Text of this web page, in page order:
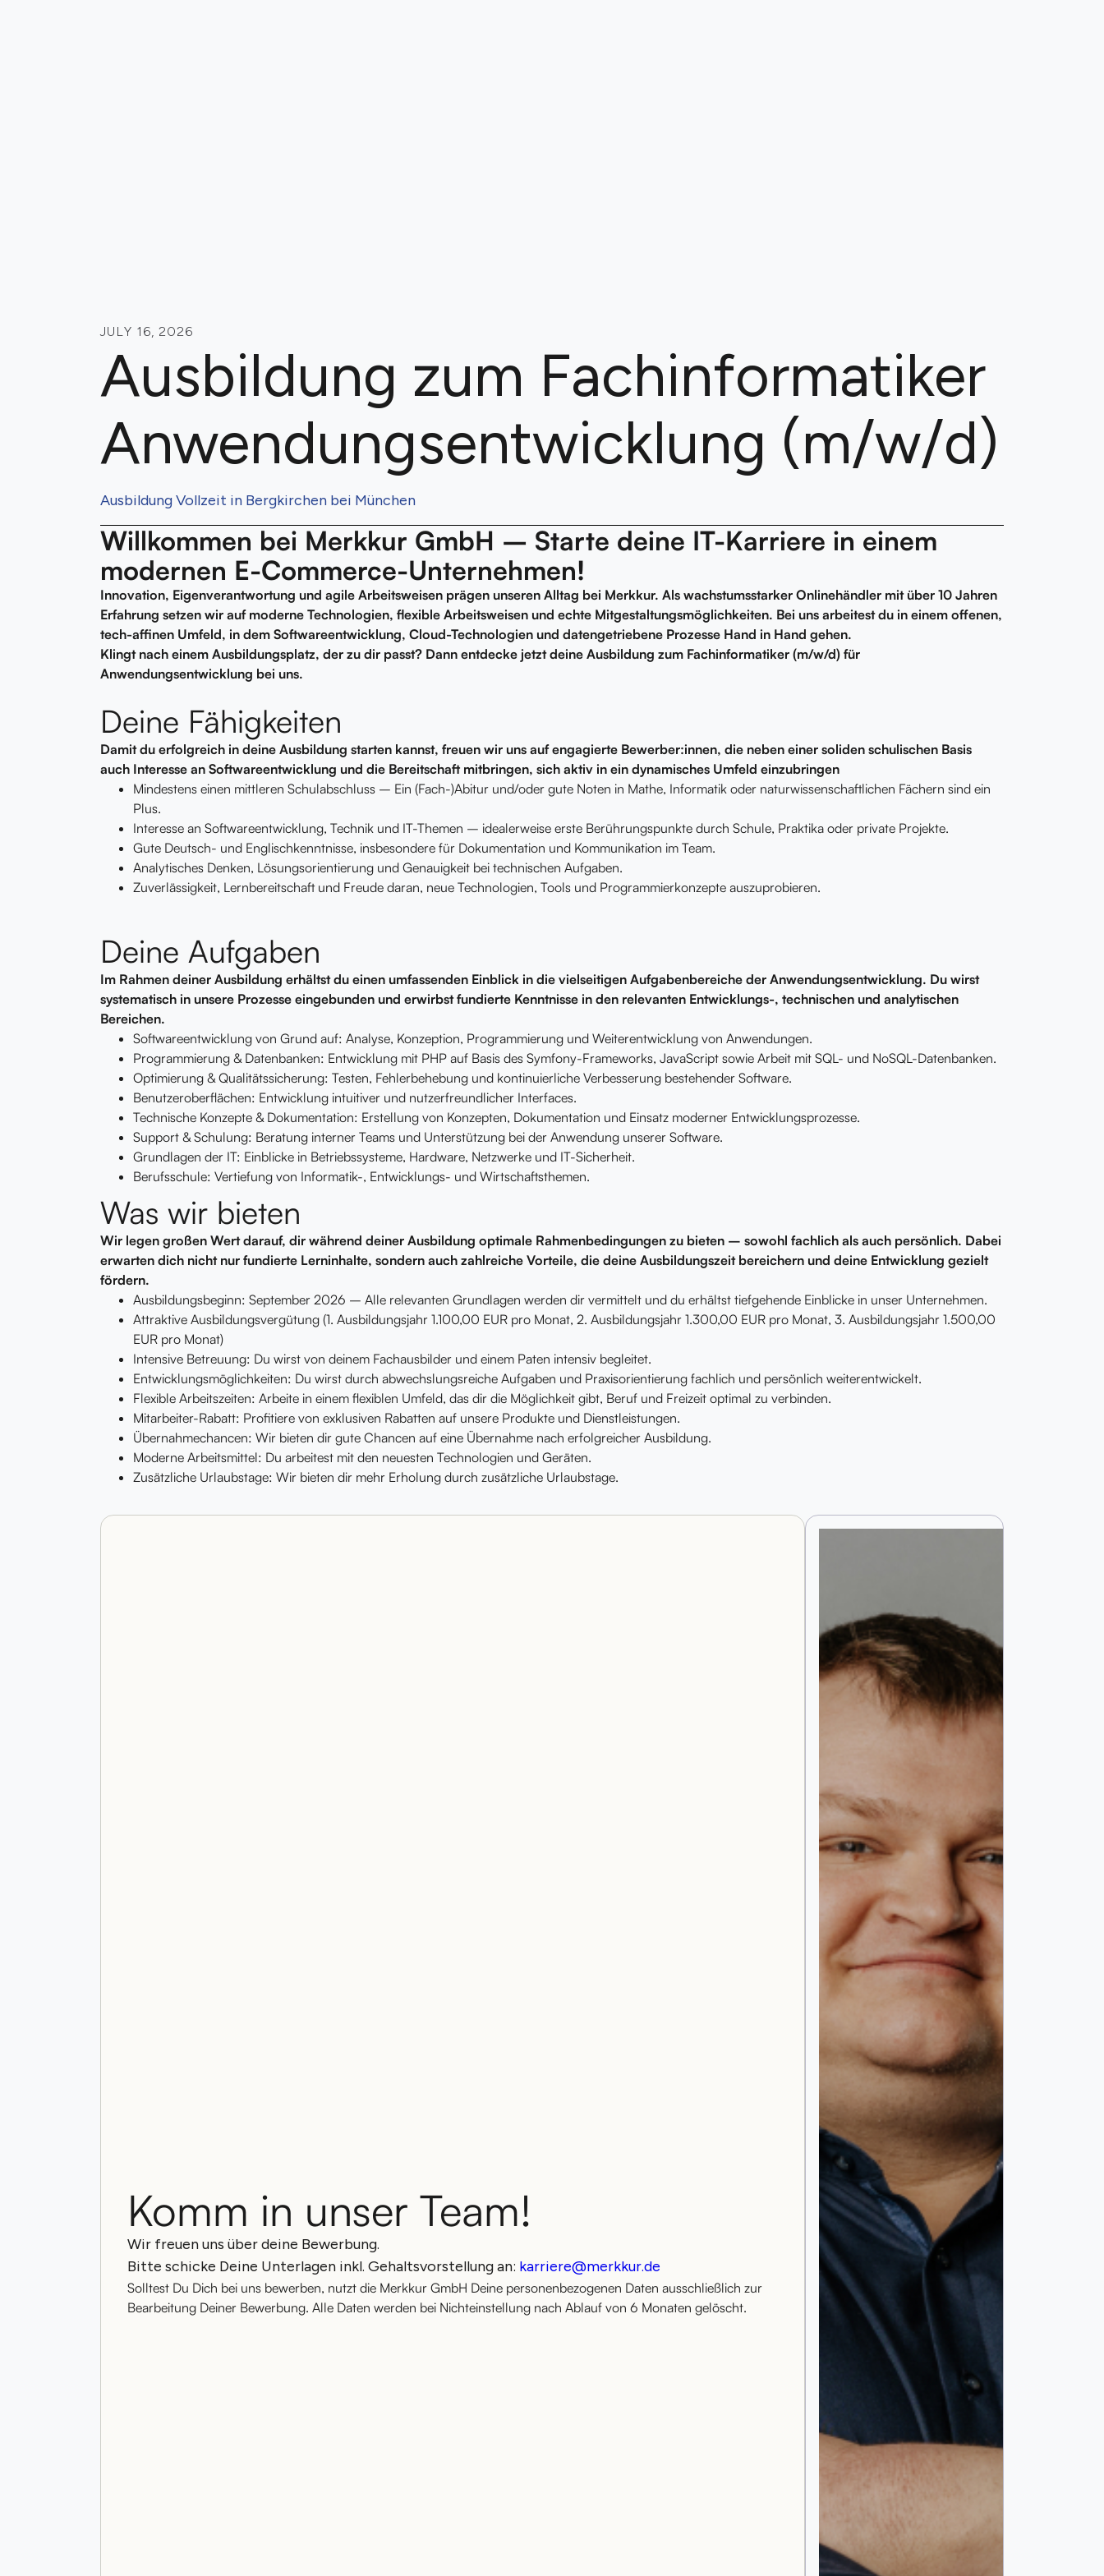
JULY 16, 2026
Ausbildung zum Fachinformatiker
Anwendungsentwicklung (m/w/d)
Ausbildung Vollzeit in Bergkirchen bei München
Willkommen bei Merkkur GmbH – Starte deine IT-Karriere in einem
modernen E-Commerce-Unternehmen!
Innovation, Eigenverantwortung und agile Arbeitsweisen prägen unseren Alltag bei Merkkur. Als wachstumsstarker Onlinehändler mit über 10 Jahren
Erfahrung setzen wir auf moderne Technologien, flexible Arbeitsweisen und echte Mitgestaltungsmöglichkeiten. Bei uns arbeitest du in einem offenen,
tech-affinen Umfeld, in dem Softwareentwicklung, Cloud-Technologien und datengetriebene Prozesse Hand in Hand gehen.
Klingt nach einem Ausbildungsplatz, der zu dir passt? Dann entdecke jetzt deine Ausbildung zum Fachinformatiker (m/w/d) für
Anwendungsentwicklung bei uns.
Deine Fähigkeiten
Damit du erfolgreich in deine Ausbildung starten kannst, freuen wir uns auf engagierte Bewerber:innen, die neben einer soliden schulischen Basis
auch Interesse an Softwareentwicklung und die Bereitschaft mitbringen, sich aktiv in ein dynamisches Umfeld einzubringen
Mindestens einen mittleren Schulabschluss – Ein (Fach-)Abitur und/oder gute Noten in Mathe, Informatik oder naturwissenschaftlichen Fächern sind ein
Plus.
Interesse an Softwareentwicklung, Technik und IT-Themen – idealerweise erste Berührungspunkte durch Schule, Praktika oder private Projekte.
Gute Deutsch- und Englischkenntnisse, insbesondere für Dokumentation und Kommunikation im Team.
Analytisches Denken, Lösungsorientierung und Genauigkeit bei technischen Aufgaben.
Zuverlässigkeit, Lernbereitschaft und Freude daran, neue Technologien, Tools und Programmierkonzepte auszuprobieren.
Deine Aufgaben
Im Rahmen deiner Ausbildung erhältst du einen umfassenden Einblick in die vielseitigen Aufgabenbereiche der Anwendungsentwicklung. Du wirst
systematisch in unsere Prozesse eingebunden und erwirbst fundierte Kenntnisse in den relevanten Entwicklungs-, technischen und analytischen
Bereichen.
Softwareentwicklung von Grund auf: Analyse, Konzeption, Programmierung und Weiterentwicklung von Anwendungen.
Programmierung & Datenbanken: Entwicklung mit PHP auf Basis des Symfony-Frameworks, JavaScript sowie Arbeit mit SQL- und NoSQL-Datenbanken.
Optimierung & Qualitätssicherung: Testen, Fehlerbehebung und kontinuierliche Verbesserung bestehender Software.
Benutzeroberflächen: Entwicklung intuitiver und nutzerfreundlicher Interfaces.
Technische Konzepte & Dokumentation: Erstellung von Konzepten, Dokumentation und Einsatz moderner Entwicklungsprozesse.
Support & Schulung: Beratung interner Teams und Unterstützung bei der Anwendung unserer Software.
Grundlagen der IT: Einblicke in Betriebssysteme, Hardware, Netzwerke und IT-Sicherheit.
Berufsschule: Vertiefung von Informatik-, Entwicklungs- und Wirtschaftsthemen.
Was wir bieten
Wir legen großen Wert darauf, dir während deiner Ausbildung optimale Rahmenbedingungen zu bieten – sowohl fachlich als auch persönlich. Dabei
erwarten dich nicht nur fundierte Lerninhalte, sondern auch zahlreiche Vorteile, die deine Ausbildungszeit bereichern und deine Entwicklung gezielt
fördern.
Ausbildungsbeginn: September 2026 – Alle relevanten Grundlagen werden dir vermittelt und du erhältst tiefgehende Einblicke in unser Unternehmen.
Attraktive Ausbildungsvergütung (1. Ausbildungsjahr 1.100,00 EUR pro Monat, 2. Ausbildungsjahr 1.300,00 EUR pro Monat, 3. Ausbildungsjahr 1.500,00
EUR pro Monat)
Intensive Betreuung: Du wirst von deinem Fachausbilder und einem Paten intensiv begleitet.
Entwicklungsmöglichkeiten: Du wirst durch abwechslungsreiche Aufgaben und Praxisorientierung fachlich und persönlich weiterentwickelt.
Flexible Arbeitszeiten: Arbeite in einem flexiblen Umfeld, das dir die Möglichkeit gibt, Beruf und Freizeit optimal zu verbinden.
Mitarbeiter-Rabatt: Profitiere von exklusiven Rabatten auf unsere Produkte und Dienstleistungen.
Übernahmechancen: Wir bieten dir gute Chancen auf eine Übernahme nach erfolgreicher Ausbildung.
Moderne Arbeitsmittel: Du arbeitest mit den neuesten Technologien und Geräten.
Zusätzliche Urlaubstage: Wir bieten dir mehr Erholung durch zusätzliche Urlaubstage.
Komm in unser Team!
Wir freuen uns über deine Bewerbung.
Bitte schicke Deine Unterlagen inkl. Gehaltsvorstellung an: karriere@merkkur.de
Solltest Du Dich bei uns bewerben, nutzt die Merkkur GmbH Deine personenbezogenen Daten ausschließlich zur
Bearbeitung Deiner Bewerbung. Alle Daten werden bei Nichteinstellung nach Ablauf von 6 Monaten gelöscht.